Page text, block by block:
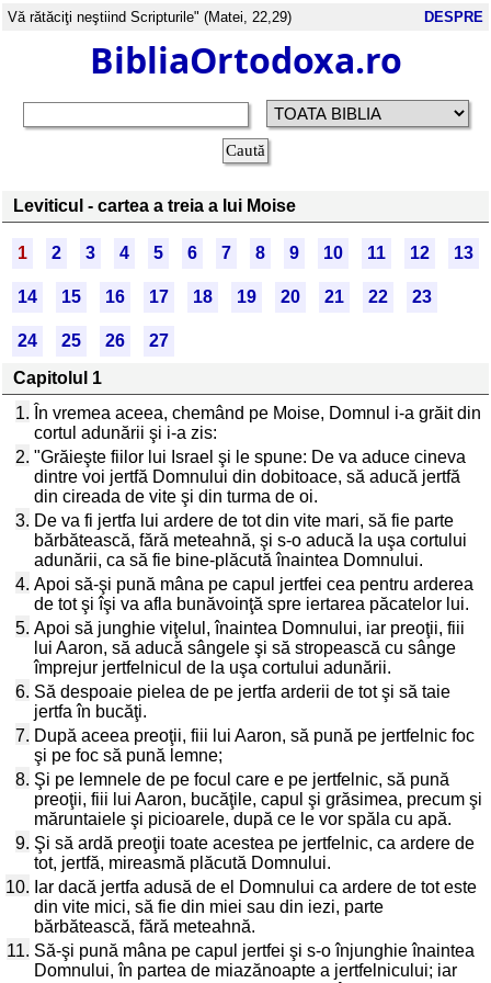
Vă rătăciţi neştiind Scripturile" (Matei, 22,29) DESPRE
BibliaOrtodoxa.ro
Leviticul - cartea a treia a lui Moise
1 2 3 4 5 6 7 8 9 10 11 12 13
14 15 16 17 18 19 20 21 22 23
24 25 26
27
Capitolul 1
1. În vremea aceea, chemând pe Moise, Domnul i-a grăit din
cortul adunării şi i-a zis:
2. "Grăieşte fiilor lui Israel şi le spune: De va aduce cineva
dintre voi jertfă Domnului din dobitoace, să aducă jertfă
din cireada de vite şi din turma de oi.
3. De va fi jertfa lui ardere de tot din vite mari, să fie parte
bărbătească, fără meteahnă, şi s-o aducă la uşa cortului
adunării, ca să fie bine-plăcută înaintea Domnului.
4. Apoi să-şi pună mâna pe capul jertfei cea pentru arderea
de tot şi îşi va afla bunăvoinţă spre iertarea păcatelor lui.
5. Apoi să junghie viţelul, înaintea Domnului, iar preoţii, fiii
lui Aaron, să aducă sângele şi să stropească cu sânge
împrejur jertfelnicul de la uşa cortului adunării.
6. Să despoaie pielea de pe jertfa arderii de tot şi să taie
jertfa în bucăţi.
7. După aceea preoţii, fiii lui Aaron, să pună pe jertfelnic foc
şi pe foc să pună lemne;
8. Şi pe lemnele de pe focul care e pe jertfelnic, să pună
preoţii, fiii lui Aaron, bucăţile, capul şi grăsimea, precum şi
măruntaiele şi picioarele, după ce le vor spăla cu apă.
9. Şi să ardă preoţii toate acestea pe jertfelnic, ca ardere de
tot, jertfă, mireasmă plăcută Domnului.
10. Iar dacă jertfa adusă de el Domnului ca ardere de tot este
din vite mici, să fie din miei sau din iezi, parte
bărbătească, fără meteahnă.
11. Să-şi pună mâna pe capul jertfei şi s-o înjunghie înaintea
Domnului, în partea de miazănoapte a jertfelnicului; iar